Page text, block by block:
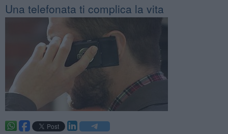
Una telefonata ti complica la vita